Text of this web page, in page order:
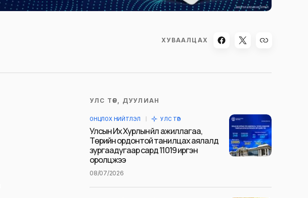
ХУВААЛЦАХ
УЛС ТӨР, ДУУЛИАН
ОНЦЛОХ НИЙТЛЭЛ УЛС ТӨР
Улсын Их Хурлын үйл ажиллагаа,
Төрийн ордонтой танилцах аялалд
зургаадугаар сард 11019 иргэн
оролцжээ
08/07/2026